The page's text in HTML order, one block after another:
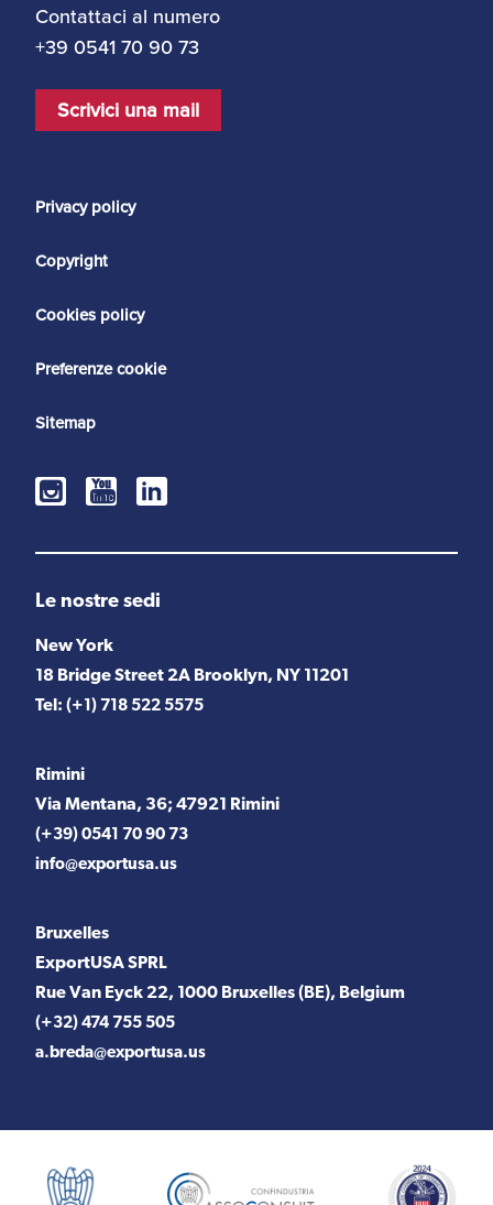
Contattaci al numero
+39 0541 70 90 73
Scrivici una mail
Privacy policy
Copyright
Cookies policy
Preferenze cookie
Sitemap
Le nostre sedi
New York
18 Bridge Street 2A Brooklyn, NY 11201
Tel: (+1) 718 522 5575
Rimini
Via Mentana, 36; 47921 Rimini
(+39) 0541 70 90 73
info@exportusa.us
Bruxelles
ExportUSA SPRL
Rue Van Eyck 22, 1000 Bruxelles (BE), Belgium
(+32) 474 755 505
a.breda@exportusa.us